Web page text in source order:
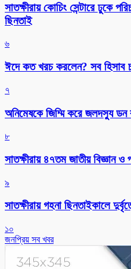
সাতক্ষীরায় কোচিং সেন্টারে ঢুকে
ছিনতাই
৬
ঈদে কত খরচ করলেন? সব হিসাব
৭
অনিমেষকে জিম্মি করে জলদস্যু
৮
সাতক্ষীরায় ৪৭তম জাতীয় বিজ্ঞান
৯
সাতক্ষীরায় গহনা ছিনতাইকালে
১০
জনপ্রিয় সব খবর